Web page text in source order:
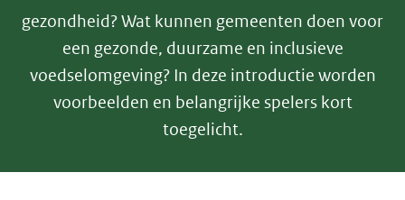
gezondheid? Wat kunnen gemeenten doen voor
een gezonde, duurzame en inclusieve
voedselomgeving? In deze introductie worden
voorbeelden en belangrijke spelers kort
toegelicht.
Wat is de